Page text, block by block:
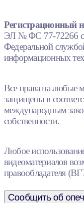
Регистрационный
ЭЛ № ФС 77-72266
Федеральной
информационных
Все права на любые
защищены в
международным
собственности.
Любое
видеоматериалов
правообладателя
Сообщить об